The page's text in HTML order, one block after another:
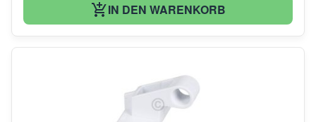
IN DEN WARENKORB